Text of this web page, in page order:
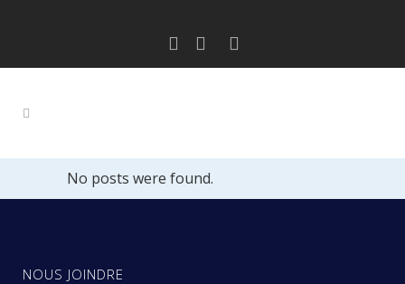
No posts were found.
NOUS JOINDRE